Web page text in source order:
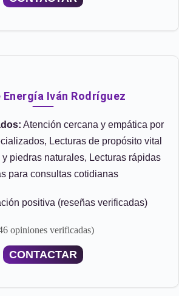
Energía Iván Rodríguez
Atención cercana y empática por
Lecturas de propósito vital
piedras naturales, Lecturas rápidas
para consultas cotidianas
positiva (reseñas verificadas)
opiniones verificadas)
CONTACTAR